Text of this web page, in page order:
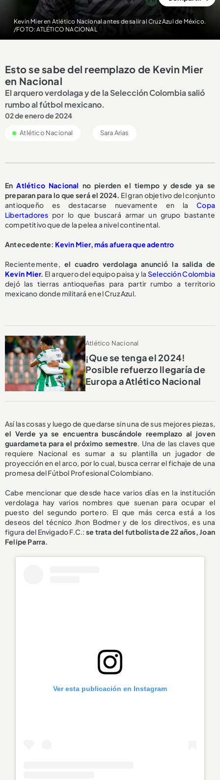
Kevin Mier en Atlético Nacional antes de salir al Cruz Azul de México.
/FOTO: ATLÉTICO NACIONAL
Esto se sabe del reemplazo de Kevin Mier
en Nacional
El arquero verdolaga y de la Selección Colombia salió
rumbo al fútbol mexicano.
02 de enero de 2024
Atlético Nacional Sara Arias
EnAtlético Nacional no pierden el tiempo y desde ya se
preparan para lo que será el 2024. El gran objetivo del conjunto
antioqueño es destacarse nuevamente en laCopa
Libertadores por lo que buscará armar un grupo bastante
competitivo que de la pelea a nivel continental.
Antecedente: Kevin Mier, más afuera que adentro
Recientemente, el cuadro verdolaga anunció la salida de
Kevin Mier. El arquero del equipo paisa y la Selección Colombia
dejó las tierras antioqueñas para partir rumbo a territorio
mexicano donde militará en el Cruz Azul.
Atlético Nacional
¡Que se tenga el 2024!
Posible refuerzo llegaría de
Europa a Atlético Nacional
Así las cosas y luego de quedarse sin una de sus mejores piezas,
el Verde ya se encuentra buscándole reemplazo al joven
guardameta para el próximo semestre. Una de las claves que
requiere Nacional es sumar a su plantilla un jugador de
proyección en el arco, por lo cual, busca cerrar el fichaje de una
promesa del Fútbol Profesional Colombiano.
Cabe mencionar que desde hace varios días en la institución
verdolaga hay varios nombres que suenan para ocupar el
puesto del segundo portero. El que más cerca está a los
deseos del técnico Jhon Bodmer y de los directivos, es una
figura del Envigado F.C.: se trata del futbolista de 22 años, Joan
Felipe Parra.
Ver esta publicación en Instagram